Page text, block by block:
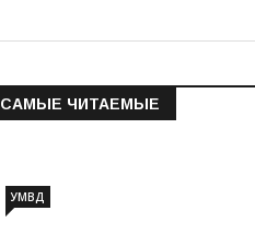
САМЫЕ ЧИТАЕМЫЕ
Информация о состоянии
УМВД